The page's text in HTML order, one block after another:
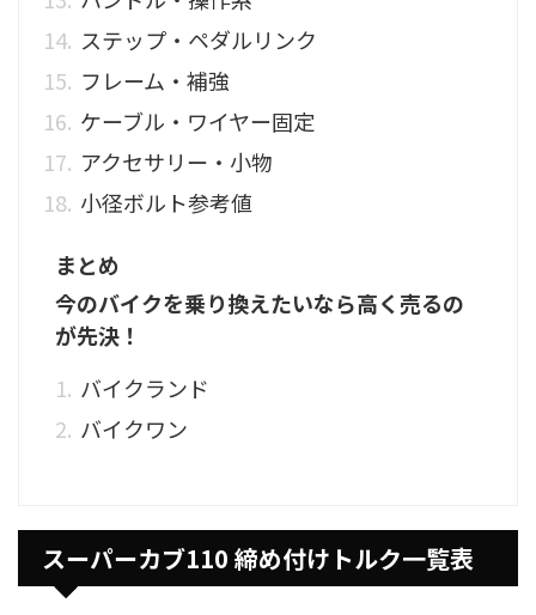
ステップ・ペダルリンク
フレーム・補強
ケーブル・ワイヤー固定
アクセサリー・小物
小径ボルト参考値
まとめ
今のバイクを乗り換えたいなら高く売るの
が先決！
バイクランド
バイクワン
スーパーカブ110 締め付けトルク一覧表